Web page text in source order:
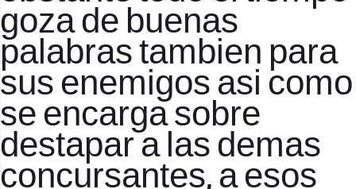
goza de buenas
palabras tambien para
sus enemigos asi­ como
se encarga sobre
destapar a las demas
concursantes, a esos